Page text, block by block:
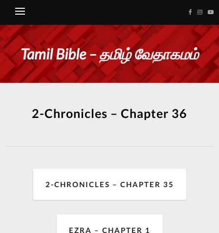
Tamil Bible – தமிழ் வேதாகமம்
2-Chronicles – Chapter 36
2-CHRONICLES – CHAPTER 35
EZRA – CHAPTER 1